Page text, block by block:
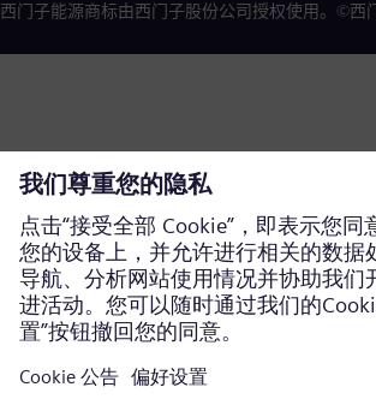
西门子能源商标由西门子股份公司授权使用。©西